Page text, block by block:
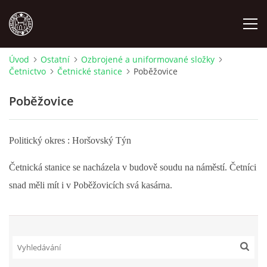
MÍSTOPIS
NÁRODOPIS
OSOBNOSTI
OSTATNÍ
ODKAZY
O NÁS
Úvod Ostatní
Ozbrojené a uniformované složky
Četnictvo
Četnické stanice Poběžovice
Poběžovice
Politický okres : Horšovský Týn
Četnická stanice se nacházela v budově soudu na náměstí. Četníci
snad měli mít i v Poběžovicích svá kasárna.